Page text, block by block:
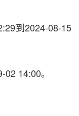
到2024-08-15
14:00。